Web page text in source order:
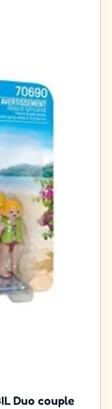
Duo couple